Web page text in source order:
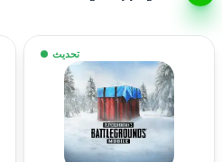
تحديث